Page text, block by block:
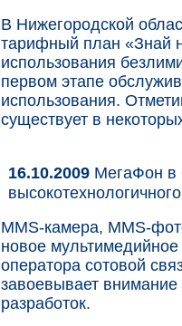
В Нижегородской
тарифный план «Знай
использования
первом этапе
использования.
существует в
16.10.2009 МегаФон в
MMS-камера, MMS-
новое
оператора сотовой
завоевывает
разработок.